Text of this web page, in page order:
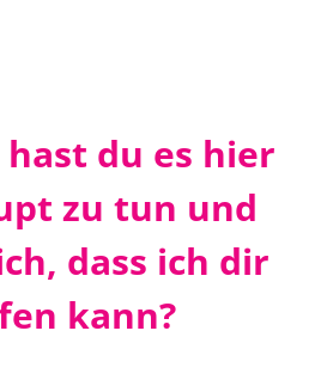
du es hier
zu tun und
dass ich dir
kann?